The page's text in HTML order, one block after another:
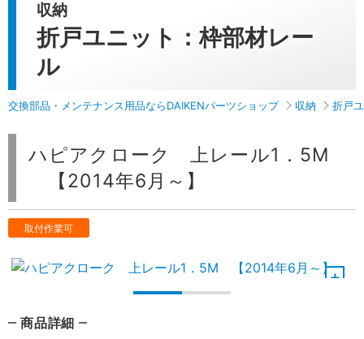
収納
折戸ユニット：枠部材レー
ル
交換部品・メンテナンス用品ならDAIKENパーツショップ 収納 折戸
ハピアクローク 上レール1．5M
【2014年6月～】
取付作業可
商品詳細